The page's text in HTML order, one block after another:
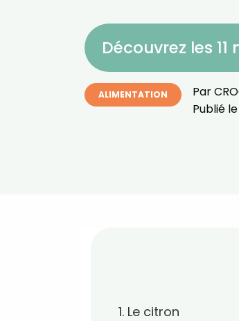
Découvrez les 11
ALIMENTATION Par
Publié le
1. Le citron